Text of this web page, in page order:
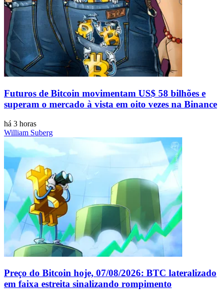
Futuros de Bitcoin movimentam US$ 58 bilhões e
superam o mercado à vista em oito vezes na Binance
há 3 horas
William Suberg
Preço do Bitcoin hoje, 07/08/2026: BTC lateralizado
em faixa estreita sinalizando rompimento